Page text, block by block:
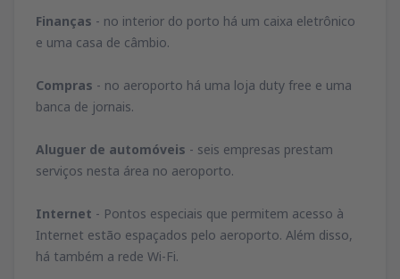
Finanças - no interior do porto há um caixa eletrônico
e uma casa de câmbio.
Compras - no aeroporto há uma loja duty free e uma
banca de jornais.
Aluguer de automóveis - seis empresas prestam
serviços nesta área no aeroporto.
Internet - Pontos especiais que permitem acesso à
Internet estão espaçados pelo aeroporto. Além disso,
há também a rede Wi-Fi.